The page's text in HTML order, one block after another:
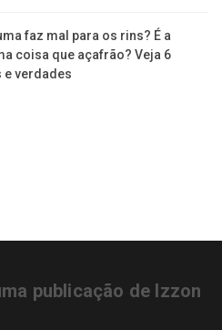
faz mal para os rins? É a
coisa que açafrão? Veja 6
e verdades
publicação de Izzon